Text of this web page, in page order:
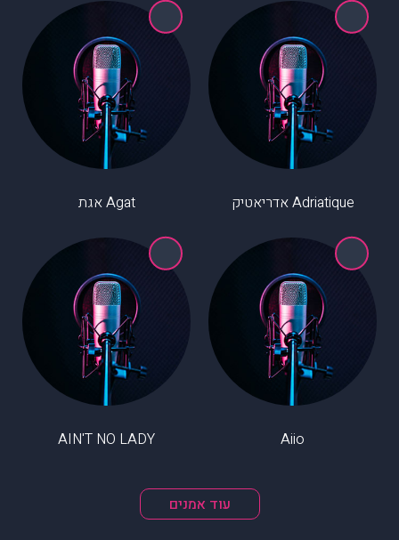
Adriatique אדריאטיק Agat אגת
Aiio
AIN'T NO LADY
עוד אמנים